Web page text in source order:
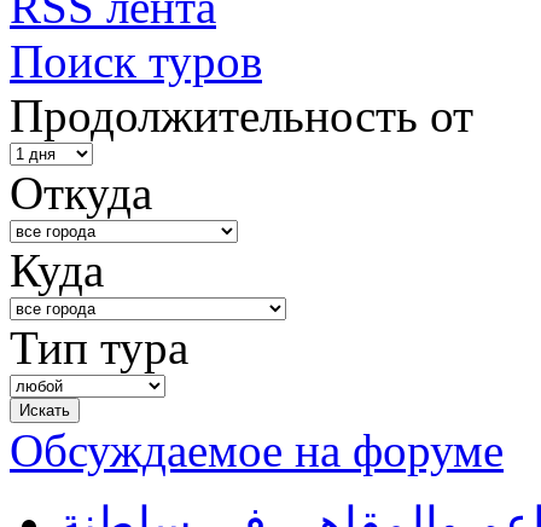
Поиск туров
Продолжительность от
Откуда
Куда
Тип тура
Обсуждаемое на форуме